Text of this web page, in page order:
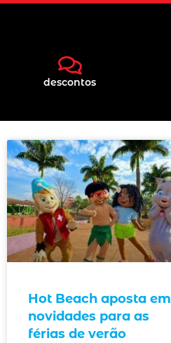
descontos
Hot Beach aposta em
novidades para as
férias de verão